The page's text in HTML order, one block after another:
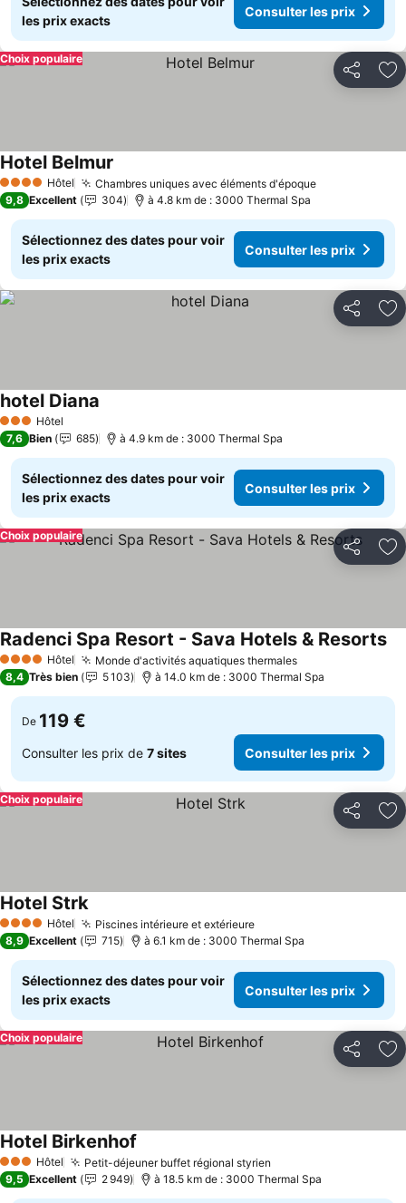
les prix exacts
Consulter les prix
Partager
Choix populaire
4 Étoiles Hôtel Chambres uniques avec éléments d'époqueConsulter
Hotel Belmur
9,8 Excellent 304 à 4.8 km de : 3000 Thermal Spa
Sélectionnez des dates pour voir
les prix exacts
Consulter les prix
Partager
3 ÉtoilesHôtel
hotel Diana
7,6 Bien 685 à 4.9 km de : 3000 Thermal Spa
Sélectionnez des dates pour voir
les prix exacts
Consulter les prix
Partager
Choix populaire
4 Étoiles Hôtel Monde d'activités aquatiques thermalesConsulter les
Radenci Spa Resort - Sava Hotels & Resorts
8,4 Très bien 5 103 à 14.0 km de : 3000 Thermal Spa
De 119 €
Consulter les prix de 7 sites Consulter les prix
Partager
Choix populaire
4 Étoiles Hôtel Piscines intérieure et extérieureConsulter les prix
Hotel StrkConsulter les prix
8,9 Excellent 715 à 6.1 km de : 3000 Thermal Spa
Sélectionnez des dates pour voir
les prix exacts
Consulter les prix
Partager
Choix populaire
3 ÉtoilesHôtel Petit-déjeuner buffet régional styrien
Hotel Birkenhof
9,5 Excellent 2 949 à 18.5 km de : 3000 Thermal Spa